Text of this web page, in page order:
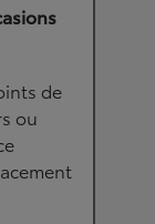
de
ou